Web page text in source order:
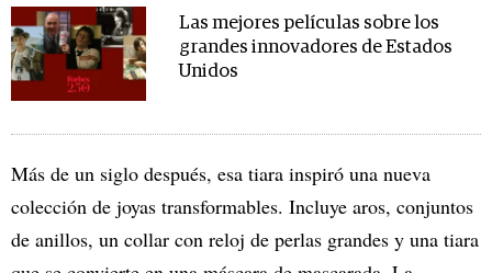
Las mejores películas sobre los
grandes innovadores de Estados
Unidos
Más de un siglo después, esa tiara inspiró una nueva
colección de joyas transformables. Incluye aros, conjuntos
de anillos, un collar con reloj de perlas grandes y una tiara